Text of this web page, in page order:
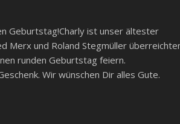
Geburtstag!Charly ist unser ältester
Merx und Roland Stegmüller
runden Geburtstag feiern.
Wir wünschen Dir alles Gute.